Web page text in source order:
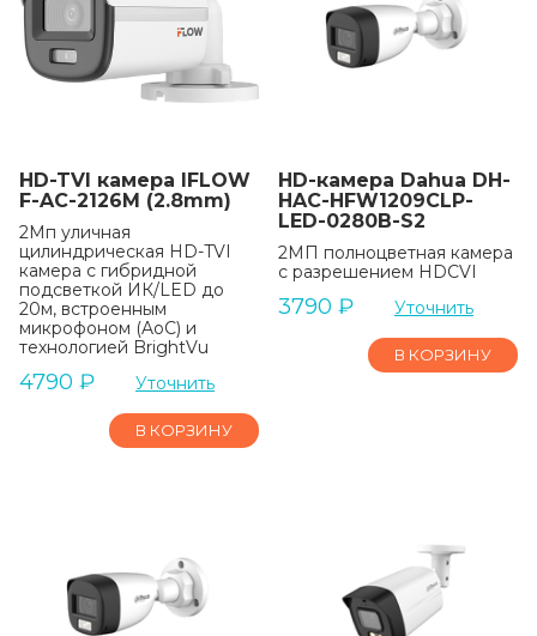
HD-TVI камера IFLOW
F-AC-2126M (2.8mm)
2Мп уличная
цилиндрическая HD-TVI
камера с гибридной
подсветкой ИК/LED до
20м, встроенным
микрофоном (AoC) и
технологией BrightVu
4790 ₽ Уточнить
В КОРЗИНУ
HD-камера Dahua DH-
HAC-HFW1209CLP-
LED-0280B-S2
2МП полноцветная камера
с разрешением HDCVI
3790 ₽ Уточнить
В КОРЗИНУ